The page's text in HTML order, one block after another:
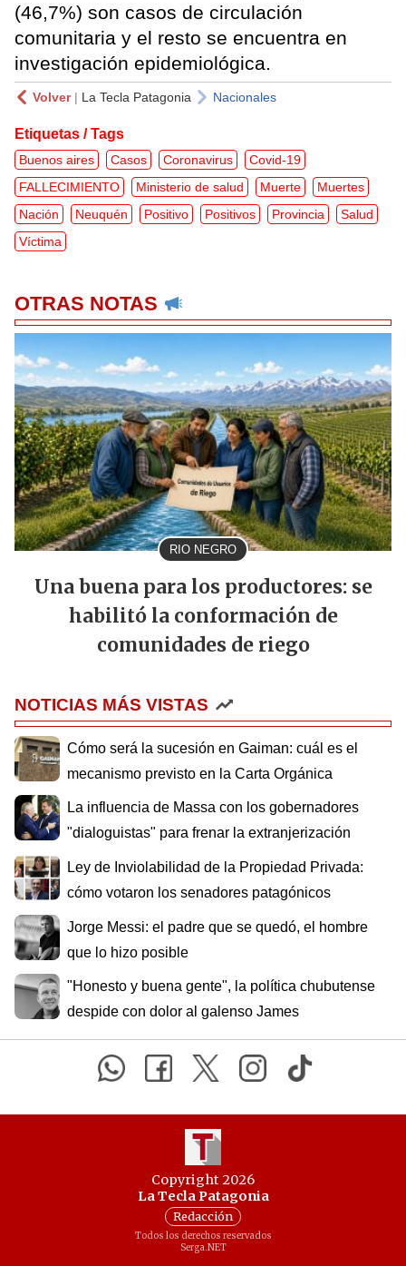
(46,7%) son casos de circulación
comunitaria y el resto se encuentra en
investigación epidemiológica.
Volver| La Tecla Patagonia Nacionales
Etiquetas / Tags
Buenos aires Casos Coronavirus
Covid-19
FALLECIMIENTO
Ministerio de salud Muerte
Muertes
Nación
Neuquén Positivo Positivos Provincia
Salud
Víctima
OTRAS NOTAS
RIO NEGRO
Una buena para los productores: se
habilitó la conformación de
comunidades de riego
NOTICIAS MÁS VISTAS
Cómo será la sucesión en Gaiman: cuál es el
mecanismo previsto en la Carta Orgánica
La influencia de Massa con los gobernadores
"dialoguistas" para frenar la extranjerización
Ley de Inviolabilidad de la Propiedad Privada:
cómo votaron los senadores patagónicos
Jorge Messi: el padre que se quedó, el hombre
que lo hizo posible
"Honesto y buena gente", la política chubutense
despide con dolor al galenso James
Copyright 2026
La Tecla Patagonia
Redacción
Todos los derechos reservados
Serga.NET